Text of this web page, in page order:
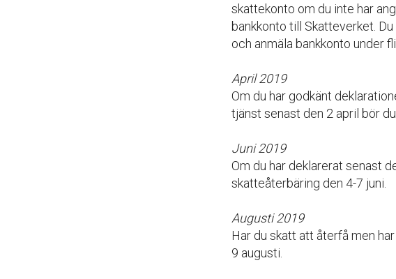
skattekonto om du inte har
bankkonto till Skatteverket.
och anmäla bankkonto under
April 2019
Om du har godkänt
tjänst senast den 2 april bör
Juni 2019
Om du har deklarerat senast
skatteåterbäring den 4-7 juni.
Augusti 2019
Har du skatt att återfå men
9 augusti.